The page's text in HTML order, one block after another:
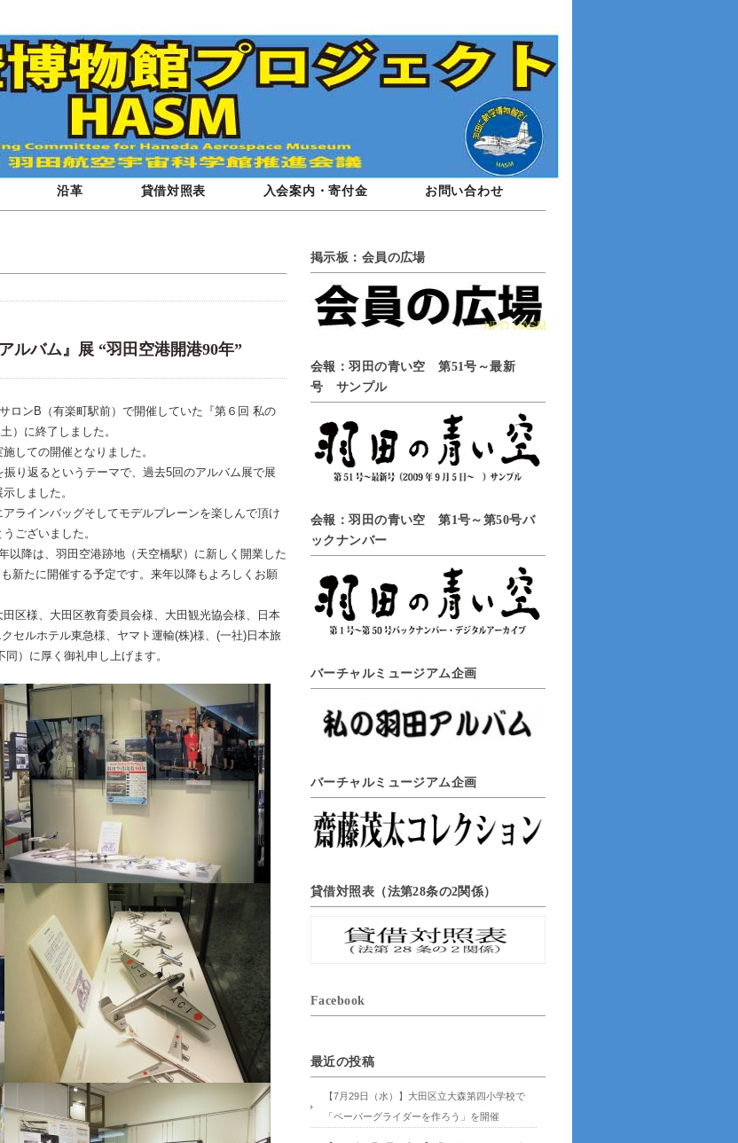
沿革 貸借対照表 入会案内・寄付金 お問い合わせ
バム』展 “羽田空港開港90年”
ロンB（有楽町駅前）で開催していた『第６回 私の
）に終了しました。
しての開催となりました。
り返るというテーマで、過去5回のアルバム展で展
しました。
ラインバッグそしてモデルプレーンを楽しんで頂け
ございました。
以降は、羽田空港跡地（天空橋駅）に新しく開業した
新たに開催する予定です。来年以降もよろしくお願
区様、大田区教育委員会様、大田観光協会様、日本
セルホテル東急様、ヤマト運輸(株)様、(一社)日本旅
）に厚く御礼申し上げます。
掲示板：会員の広場
会報：羽田の青い空 第51号～最新
号 サンプル
会報：羽田の青い空 第1号～第50号バ
ックナンバー
バーチャルミュージアム企画
バーチャルミュージアム企画
貸借対照表（法第28条の2関係）
Facebook
最近の投稿
【7月29日（水）】大田区立大森第四小学校で
「ペーパーグライダーを作ろう」を開催